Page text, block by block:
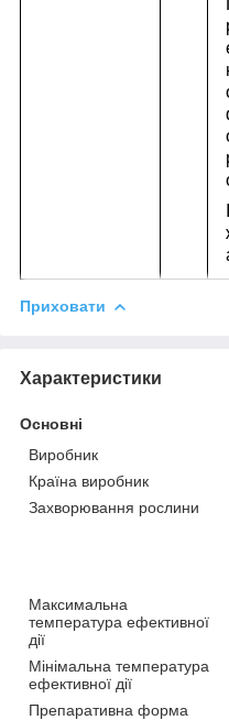
Приховати
Характеристики
Основні
Виробник
Країна виробник
Захворювання рослини
Максимальна
температура ефективної
дії
Мінімальна температура
ефективної дії
Препаративна форма